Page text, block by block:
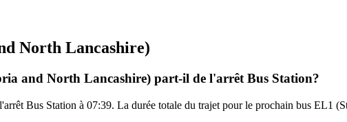
North Lancashire)
and North Lancashire) part-il de l'arrêt Bus Station?
Bus Station à 07:39. La durée totale du trajet pour le prochain bus EL1